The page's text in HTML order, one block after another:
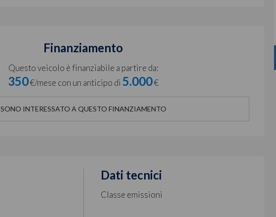
Finanziamento
Questo veicolo è finanziabile a partire da:
350€/mese con un anticipo di5.000€
SONO INTERESSATO A QUESTO FINANZIAMENTO
Dati tecnici
Classe emissioni